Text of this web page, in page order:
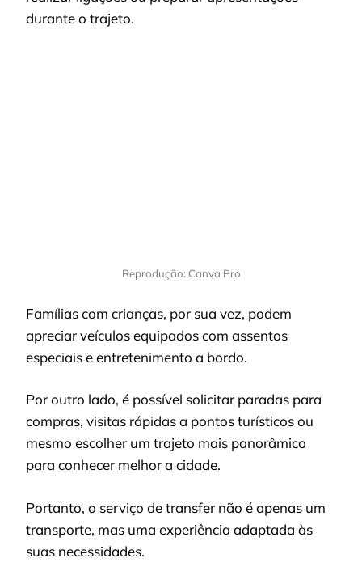
durante o trajeto.
Reprodução: Canva Pro
Famílias com crianças, por sua vez, podem
apreciar veículos equipados com assentos
especiais e entretenimento a bordo.
Por outro lado, é possível solicitar paradas para
compras, visitas rápidas a pontos turísticos ou
mesmo escolher um trajeto mais panorâmico
para conhecer melhor a cidade.
Portanto, o serviço de transfer não é apenas um
transporte, mas uma experiência adaptada às
suas necessidades.